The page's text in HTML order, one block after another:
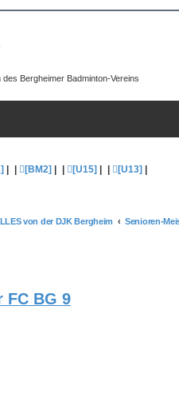
Bergheimer Badminton-Vereins
| | [BM2] | | [U15] | | [U13] |
von der DJK Bergheim
FC BG 9